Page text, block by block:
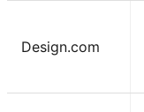
Design.com